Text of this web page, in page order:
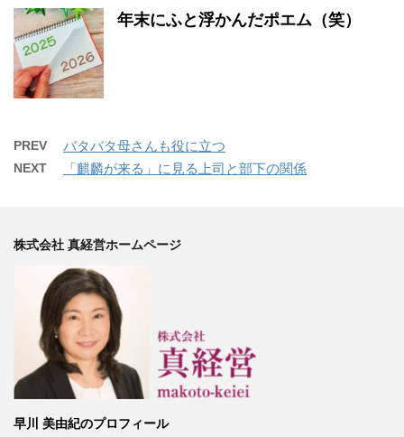
年末にふと浮かんだポエム（笑）
PREV バタバタ母さんも役に立つ
NEXT 「麒麟が来る」に見る上司と部下の関係
株式会社 真経営ホームページ
早川 美由紀のプロフィール